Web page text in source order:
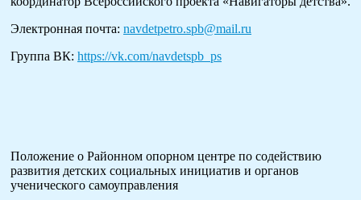
Электронная почта: navdetpetro.spb@mail.ru
Группа ВК: https://vk.com/navdetspb_ps
Положение о Районном опорном центре по содействию
развития детских социальных инициатив и органов
ученического самоуправления